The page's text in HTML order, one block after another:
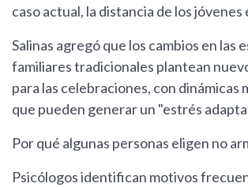
caso actual, la distancia de los jóvenes
Salinas agregó que los cambios en las
familiares tradicionales plantean
para las celebraciones, con dinámicas
que pueden generar un "estrés
Por qué algunas personas eligen no
Psicólogos identifican motivos